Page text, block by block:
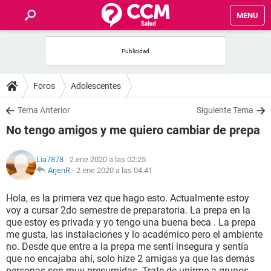
MENU
FOROS
SALUD
NUTRICIÓN
BIENESTAR
SEXUALIDAD
GLOSARIO
Foros Adolescentes
Tema Anterior Siguiente Tema
No tengo amigos y me quiero cambiar de prepa
Lia7878 - 2 ene 2020 a las 02:25
ArjenR - 2 ene 2020 a las 04:41
Hola, es la primera vez que hago esto. Actualmente estoy
voy a cursar 2do semestre de preparatoria. La prepa en la
que estoy es privada y yo tengo una buena beca . La prepa
me gusta, las instalaciones y lo académico pero el ambiente
no. Desde que entre a la prepa me sentí insegura y sentía
que no encajaba ahí, solo hize 2 amigas ya que las demás